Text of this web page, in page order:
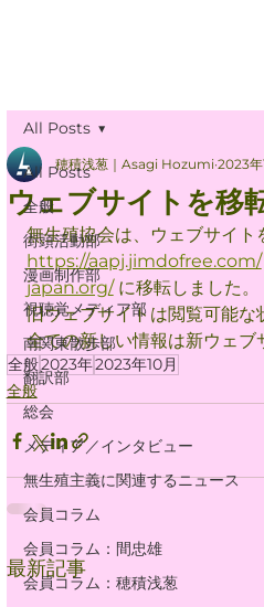
All Posts
全般
街頭活動部
漫画制作部
視聴覚メディア部
南関東散歩部
翻訳部
総会
メディア／インタビュー
無生殖主義に関連するニュース
会員コラム
会員コラム：間忠雄
会員コラム：穂積浅葱
All Posts
ウェブサイトを移
穂積浅葱｜Asagi Hozumi 2023年
無生殖協会は、ウェブサイト
https://aapj.jimdofree.com/
japan.org/ に移転しました。
旧ウェブサイトは閲覧可能な
全ての新しい情報は新ウェブ
全般2023年2023年10月
全般
最新記事